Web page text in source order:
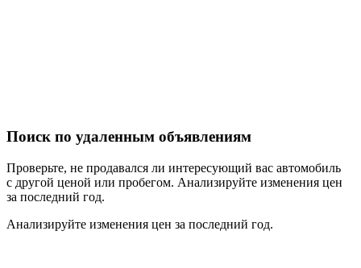
Поиск по удаленным объявлениям
Проверьте, не продавался ли интересующий вас автомобиль
c другой ценой или пробегом. Анализируйте изменения цен
за последний год.
Анализируйте изменения цен за последний год.